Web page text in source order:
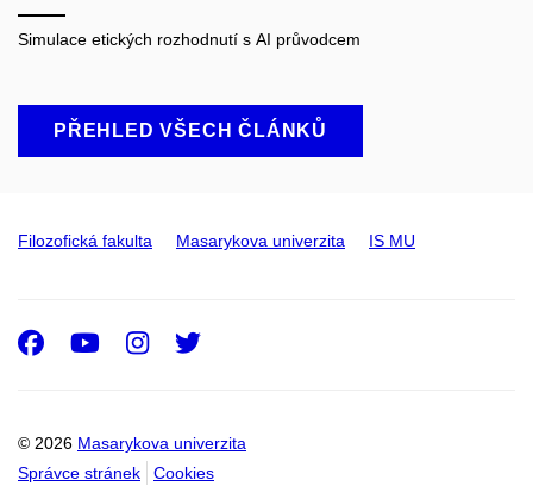
Simulace etických rozhodnutí s AI průvodcem
PŘEHLED VŠECH ČLÁNKŮ
Filozofická fakulta Masarykova univerzita IS MU
© 2026 Masarykova univerzita
Správce stránek
Cookies
Facebook
Youtube
Instagram
Twitter